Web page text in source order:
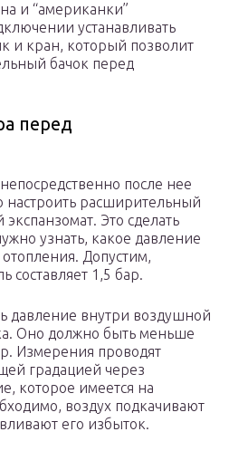
и “американки”
устанавливать
и кран, который позволит
бачок перед
перед
после нее
настроить расширительный
Это сделать
узнать, какое давление
Допустим,
составляет 1,5 бар.
давление внутри воздушной
Оно должно быть меньше
Измерения проводят
градацией через
которое имеется на
воздух подкачивают
его избыток.